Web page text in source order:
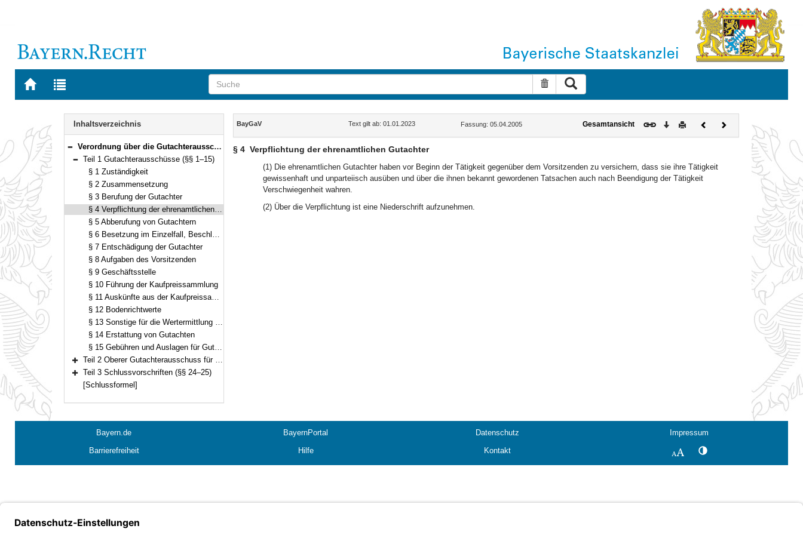
Zur
BAYERN.RECHT
Zur
letzten
Suche zurücksetzen
Navigation
Inhaltsverzeichnis
Bereich reduzieren
Verordnung über die Gutachterausschüsse, die Kaufpreissammlungen und die Bodenrichtwerte nach dem Baugesetzbuch (Bayerische Gutachterausschussverordnung – BayGaV) Vom 5. April 2005 (GVBl. S. 88) BayRS 2130-2-B (§§ 1–25)
Bereich reduzieren
Teil 1 Gutachterausschüsse (§§ 1–15)
§ 1 Zuständigkeit
§ 2 Zusammensetzung
§ 3 Berufung der Gutachter
§ 4 Verpflichtung der ehrenamtlichen Gutachter
§ 5 Abberufung von Gutachtern
§ 6 Besetzung im Einzelfall, Beschlussfassung
§ 7 Entschädigung der Gutachter
§ 8 Aufgaben des Vorsitzenden
§ 9 Geschäftsstelle
§ 10 Führung der Kaufpreissammlung
§ 11 Auskünfte aus der Kaufpreissammlung
§ 12 Bodenrichtwerte
§ 13 Sonstige für die Wertermittlung erforderliche Daten
§ 14 Erstattung von Gutachten
§ 15 Gebühren und Auslagen für Gutachten
Bereich erweitern
Teil 2 Oberer Gutachterausschuss für Grundstückswerte im Freistaat Bayern (§§ 16–23)
Bereich erweitern
Teil 3 Schlussvorschriften (§§ 24–25)
[Schlussformel]
Inhalt
BayGaV Text gilt ab: 01.01.2023 Fassung: 05.04.2005 Gesamtansicht Download
DruckenVorherigesNächstes
Dokument
§ 4 Verpflichtung der ehrenamtlichen Gutachter
(1) Die ehrenamtlichen Gutachter haben vor Beginn der Tätigkeit gegenüber dem Vorsitzenden zu versichern, dass sie ihre Tätigkeit
gewissenhaft und unparteiisch ausüben und über die ihnen bekannt gewordenen Tatsachen auch nach Beendigung der Tätigkeit
Verschwiegenheit wahren.
(2) Über die Verpflichtung ist eine Niederschrift aufzunehmen.
Bayern.de BayernPortal Datenschutz
Impressum
Barrierefreiheit
Hilfe Kontakt SchriftgrößeKontrastwechsel